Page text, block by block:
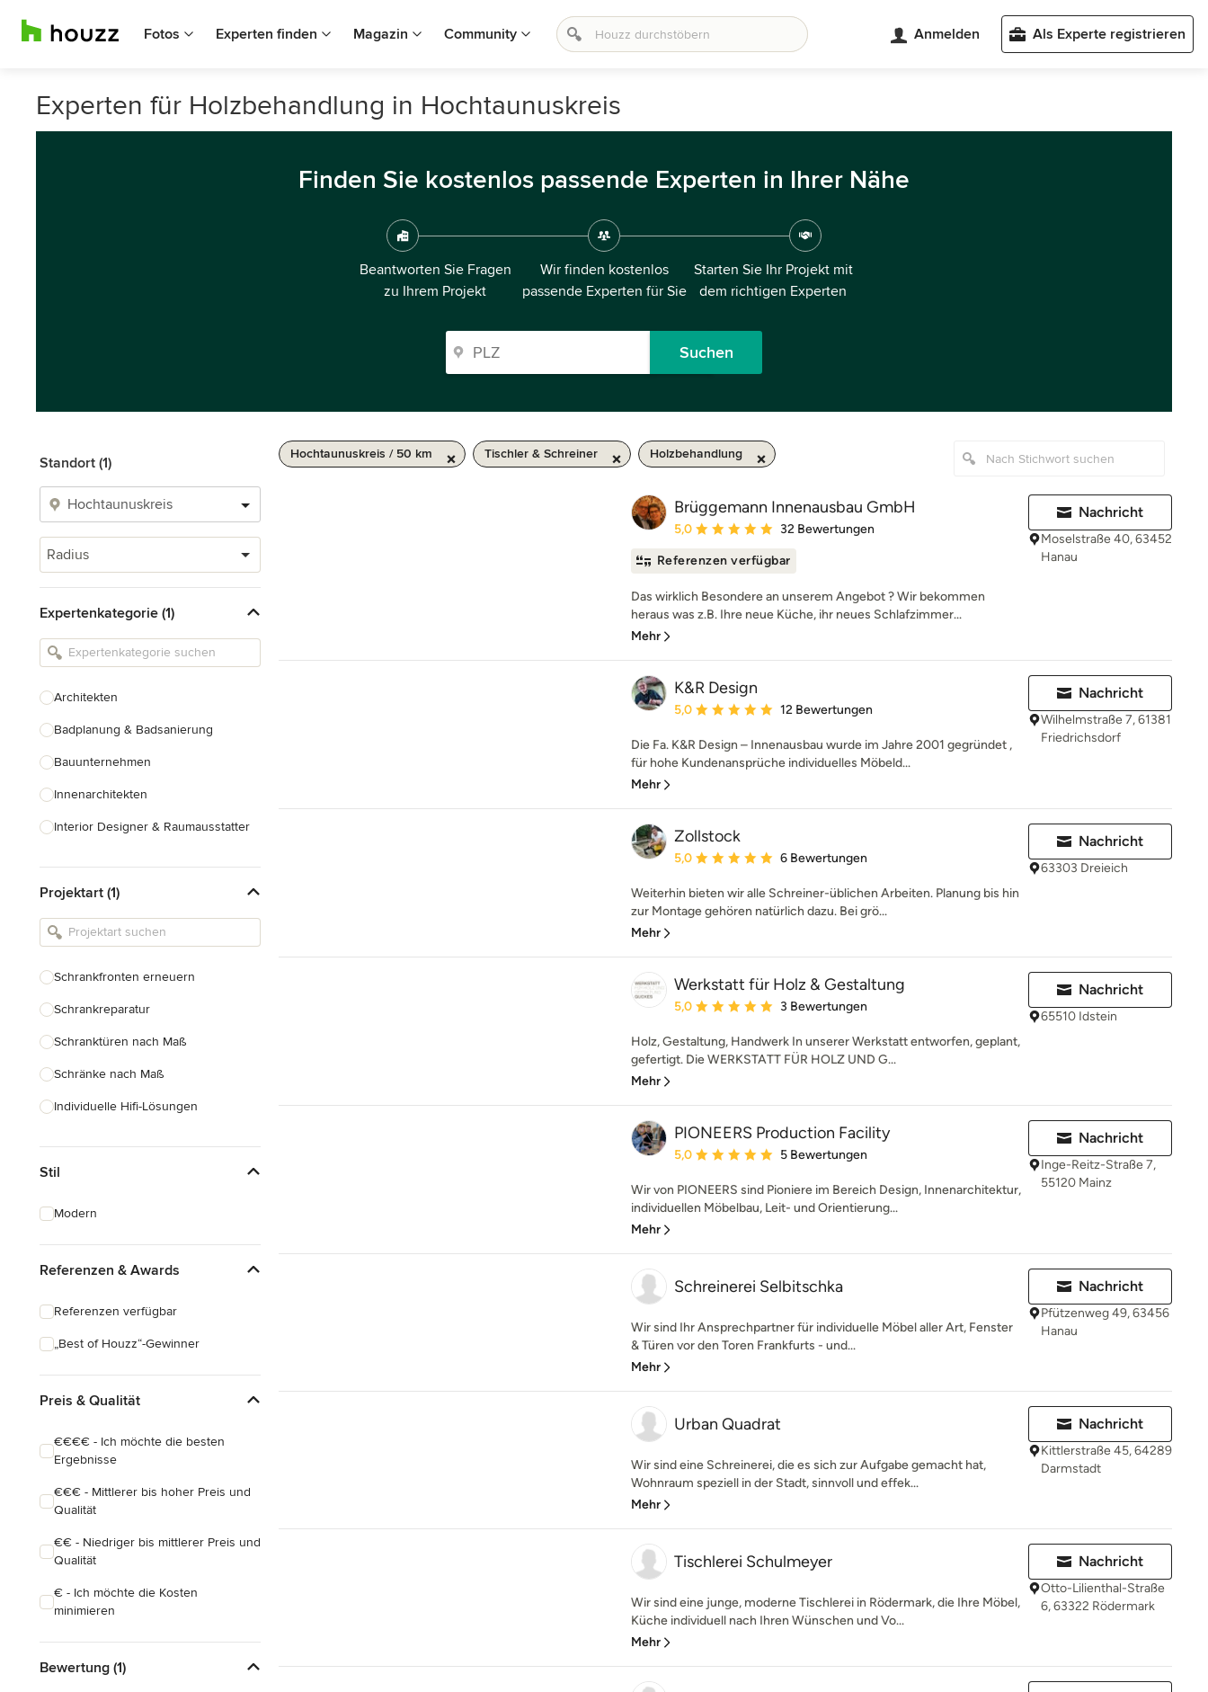
Fotos Experten finden Magazin Community Anmelden Als Experte registrieren
Experten für Holzbehandlung in Hochtaunuskreis
Finden Sie kostenlos passende Experten in Ihrer Nähe
Beantworten Sie Fragen
zu Ihrem Projekt
Wir finden kostenlos
passende Experten für Sie
Starten Sie Ihr Projekt mit
dem richtigen Experten
Suchen
Standort (1)
Radius
Expertenkategorie (1)
Architekten
Badplanung & Badsanierung
Bauunternehmen
Innenarchitekten
Interior Designer & Raumausstatter
Landschaftsarchitekten
Armaturen & Sanitärbedarf
Projektart (1)
Schrankfronten erneuern
Schrankreparatur
Schranktüren nach Maß
Schränke nach Maß
Individuelle Hifi-Lösungen
Küchenschränke nach Maß
Holzbehandlung
Alle anzeigen
Stil
Modern
Referenzen & Awards
Referenzen verfügbar
„Best of Houzz“-Gewinner
Preis & Qualität
€€€€ - Ich möchte die besten
Ergebnisse
€€€ - Mittlerer bis hoher Preis und
Qualität
€€ - Niedriger bis mittlerer Preis und
Qualität
€ - Ich möchte die Kosten
minimieren
Bewertung (1)
Hochtaunuskreis / 50 km Tischler & Schreiner Holzbehandlung
Brüggemann Innenausbau GmbH
Durchschnittliche Bewertung: 5 von 5 Sternen
5,0 32 Bewertungen
Referenzen verfügbar
Das wirklich Besondere an unserem Angebot ? Wir bekommen
heraus was z.B. Ihre neue Küche, ihr neues Schlafzimmer...
Mehr
Nachricht
Moselstraße 40, 63452
Hanau
K&R Design
Durchschnittliche Bewertung: 5 von 5 Sternen
5,0 12 Bewertungen
Die Fa. K&R Design – Innenausbau wurde im Jahre 2001 gegründet ,
für hohe Kundenansprüche individuelles Möbeld...
Mehr
Nachricht
Wilhelmstraße 7, 61381
Friedrichsdorf
Zollstock
Durchschnittliche Bewertung: 5 von 5 Sternen
5,0 6 Bewertungen
Weiterhin bieten wir alle Schreiner-üblichen Arbeiten. Planung bis hin
zur Montage gehören natürlich dazu. Bei grö...
Mehr
Nachricht
63303 Dreieich
Werkstatt für Holz & Gestaltung
Durchschnittliche Bewertung: 5 von 5 Sternen
5,0 3 Bewertungen
Holz, Gestaltung, Handwerk In unserer Werkstatt entworfen, geplant,
gefertigt. Die WERKSTATT FÜR HOLZ UND G...
Mehr
Nachricht
65510 Idstein
PIONEERS Production Facility
Durchschnittliche Bewertung: 5 von 5 Sternen
5,0 5 Bewertungen
Wir von PIONEERS sind Pioniere im Bereich Design, Innenarchitektur,
individuellen Möbelbau, Leit- und Orientierung...
Mehr
Nachricht
Inge-Reitz-Straße 7,
55120 Mainz
Schreinerei Selbitschka
Wir sind Ihr Ansprechpartner für individuelle Möbel aller Art, Fenster
& Türen vor den Toren Frankfurts - und...
Mehr
Nachricht
Pfützenweg 49, 63456
Hanau
Urban Quadrat
Wir sind eine Schreinerei, die es sich zur Aufgabe gemacht hat,
Wohnraum speziell in der Stadt, sinnvoll und effek...
Mehr
Nachricht
Kittlerstraße 45, 64289
Darmstadt
Tischlerei Schulmeyer
Wir sind eine junge, moderne Tischlerei in Rödermark, die Ihre Möbel,
Küche individuell nach Ihren Wünschen und Vo...
Mehr
Nachricht
Otto-Lilienthal-Straße
6, 63322 Rödermark